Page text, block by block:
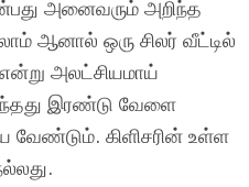
அனைவரும் அறிந்த
ஆனால் ஒரு சிலர் வீட்டில்
அலட்சியமாய்
இரண்டு வேளை
வேண்டும். கிளிசரின் உள்ள